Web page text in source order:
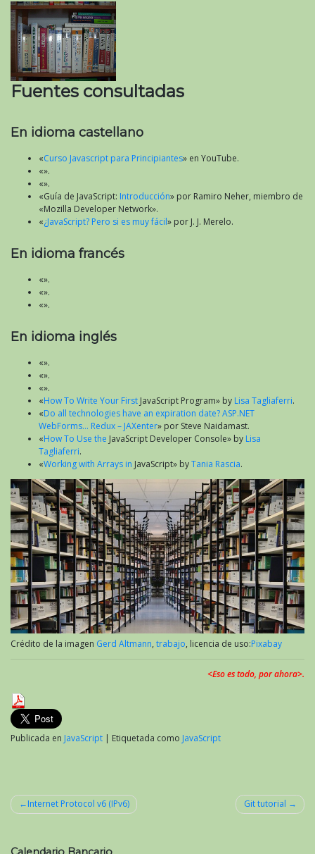
Fuentes consultadas
En idioma castellano
«Curso Javascript para Principiantes» en YouTube.
«».
«».
«Guía de JavaScript: Introducción» por Ramiro Neher, miembro de
«Mozilla Developer Network».
«¿JavaScript? Pero si es muy fácil» por J. J. Merelo.
En idioma francés
«».
«».
«».
En idioma inglés
«».
«».
«».
«How To Write Your First JavaScript Program» by Lisa Tagliaferri.
«Do all technologies have an expiration date? ASP.NET
WebForms… Redux – JAXenter» por Steve Naidamast.
«How To Use the JavaScript Developer Console» by Lisa
Tagliaferri.
«Working with Arrays in JavaScript» byTania Rascia.
Crédito de la imagen Gerd Altmann, trabajo, licencia de uso:Pixabay
<Eso es todo, por ahora>.
Publicada en JavaScript | Etiquetada como JavaScript
de
Internet Protocol v6 (IPv6) Git tutorial